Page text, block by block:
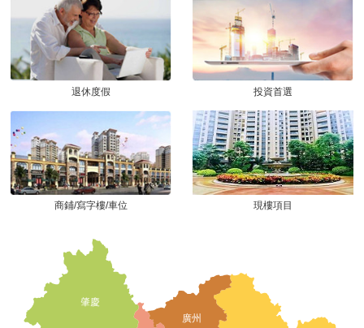
退休度假 投資首選
商鋪/寫字樓/車位 現樓項目
肇慶
廣州